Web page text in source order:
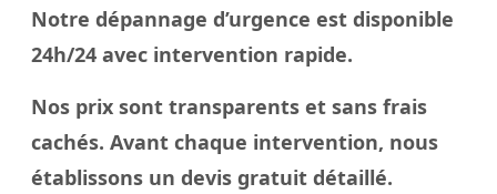
Notre dépannage d’urgence est disponible
24h/24 avec intervention rapide.
Nos prix sont transparents et sans frais
cachés. Avant chaque intervention, nous
établissons un devis gratuit détaillé.